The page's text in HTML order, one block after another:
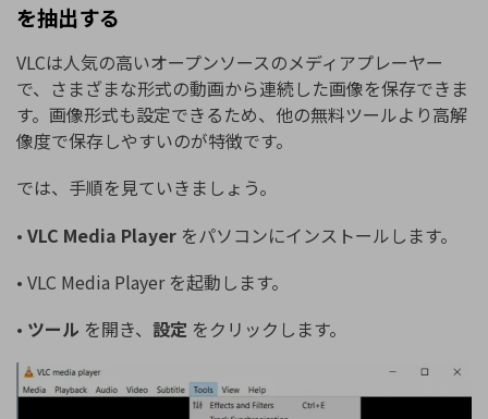
を抽出する
VLCは人気の高いオープンソースのメディアプレーヤー
で、さまざまな形式の動画から連続した画像を保存できま
す。画像形式も設定できるため、他の無料ツールより高解
像度で保存しやすいのが特徴です。
では、手順を見ていきましょう。
• VLC Media Player をパソコンにインストールします。
• VLC Media Player を起動します。
• ツール を開き、 設定 をクリックします。